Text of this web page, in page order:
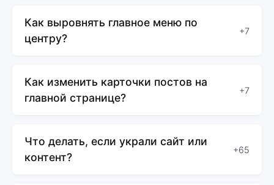
Как выровнять главное меню по
центру?
+7
Как изменить карточки постов на
главной странице?
+7
Что делать, если украли сайт или
контент?
+65